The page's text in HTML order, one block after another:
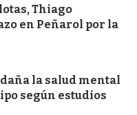
Thiago
en Peñarol por la
la salud mental
según estudios